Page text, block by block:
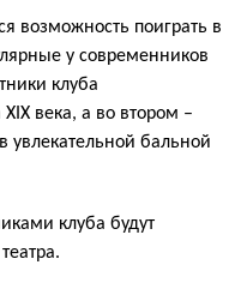
возможность поиграть в
у современников
клуба
века, а во втором –
увлекательной бальной
клуба будут